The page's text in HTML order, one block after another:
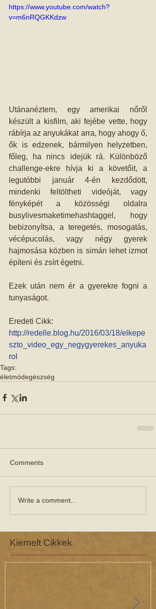
https://www.youtube.com/watch?
v=m6nRQGKKdzw
Utánanéztem, egy amerikai nőről
készült a kisfilm, aki fejébe vette, hogy
rábírja az anyukákat arra, hogy ahogy ő,
ők is edzenek, bármilyen helyzetben,
főleg, ha nincs idejük rá. Különböző
challenge-ekre hívja ki a követőit, a
legutóbbi január 4-én kezdődött,
mindenki feltöltheti videóját, vagy
fényképét a közösségi oldalra
busylivesmaketimehashtaggel, hogy
bebizonyítsa, a teregetés, mosogatás,
vécépucolás, vagy négy gyerek
hajmosása közben is simán lehet izmot
építeni és zsírt égetni.
Ezek után nem ér a gyerekre fogni a
tunyaságot.
Eredeti Cikk:
http://redelle.blog.hu/2016/03/18/elkepe
szto_video_egy_negygyerekes_anyuka
rol
Tags:
életmódegészség
Comments
Write a comment...
Kiemelt Cikkek